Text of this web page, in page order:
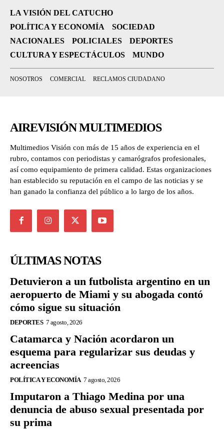
LA VISIÓN DEL CATUCHO
POLÍTICA Y ECONOMÍA
SOCIEDAD
NACIONALES
POLICIALES
DEPORTES
CULTURA Y ESPECTÁCULOS
MUNDO
NOSOTROS COMERCIAL RECLAMOS CIUDADANO
AIREVISIÓN MULTIMEDIOS
Multimedios Visión con más de 15 años de experiencia en el
rubro, contamos con periodistas y camarógrafos profesionales,
así como equipamiento de primera calidad. Estas organizaciones
han establecido su reputación en el campo de las noticias y se
han ganado la confianza del público a lo largo de los años.
ÚLTIMAS NOTAS
Detuvieron a un futbolista argentino en un
aeropuerto de Miami y su abogada contó
cómo sigue su situación
DEPORTES 7 agosto, 2026
Catamarca y Nación acordaron un
esquema para regularizar sus deudas y
acreencias
POLÍTICA Y ECONOMÍA 7 agosto, 2026
Imputaron a Thiago Medina por una
denuncia de abuso sexual presentada por
su prima